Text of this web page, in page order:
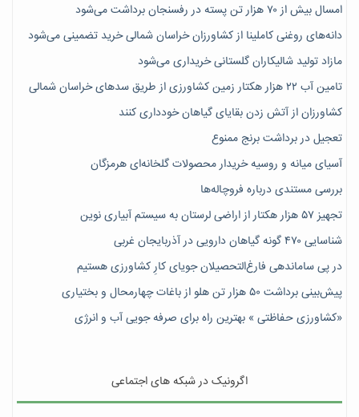
امسال بیش از ۷۰ هزار تن پسته در رفسنجان برداشت می‌شود
دانه‌های روغنی کاملینا از کشاورزان خراسان شمالی خرید تضمینی می‌شود
مازاد تولید شالیکاران گلستانی خریداری می‌شود
تامین آب ۲۲ هزار هکتار زمین کشاورزی از طریق سدهای خراسان شمالی
کشاورزان از آتش زدن بقایای گیاهان خودداری کنند
تعجیل در برداشت برنج ممنوع
آسیای میانه و روسیه خریدار محصولات گلخانه‌ای هرمزگان
بررسی مستندی درباره فروچاله‌ها
تجهیز ۵۷ هزار هکتار از اراضی لرستان به سیستم آبیاری نوین
شناسایی ۴۷٠ گونه گیاهان دارویی در آذربایجان غربی
در پی ساماندهی فارغ‌التحصیلان جویای کارِ کشاورزی هستیم
پیش‎‌بینی برداشت ۵۰ هزار تن هلو از باغات چهارمحال و بختیاری
«کشاورزی حفاظتی » بهترین راه برای صرفه جویی آب و انرژی
اگرونیک در شبکه های اجتماعی